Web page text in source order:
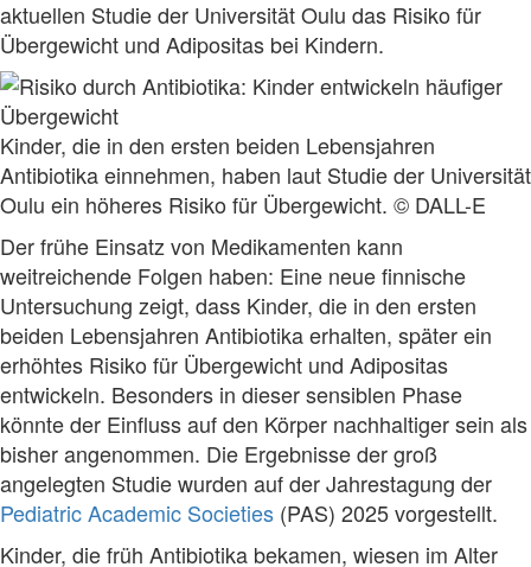
aktuellen Studie der Universität Oulu das Risiko für
Übergewicht und Adipositas bei Kindern.
Kinder, die in den ersten beiden Lebensjahren
Antibiotika einnehmen, haben laut Studie der Universität
Oulu ein höheres Risiko für Übergewicht. © DALL-E
Der frühe Einsatz von Medikamenten kann
weitreichende Folgen haben: Eine neue finnische
Untersuchung zeigt, dass Kinder, die in den ersten
beiden Lebensjahren Antibiotika erhalten, später ein
erhöhtes Risiko für Übergewicht und Adipositas
entwickeln. Besonders in dieser sensiblen Phase
könnte der Einfluss auf den Körper nachhaltiger sein als
bisher angenommen. Die Ergebnisse der groß
angelegten Studie wurden auf der Jahrestagung der
Pediatric Academic Societies (PAS) 2025 vorgestellt.
Kinder, die früh Antibiotika bekamen, wiesen im Alter